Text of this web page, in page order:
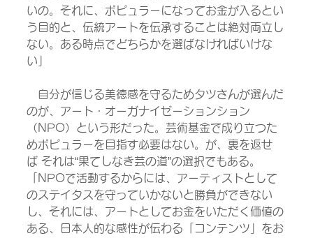
いの。それに、ポピュラーになってお金が入るとい
う目的と、伝統アートを伝承することは絶対両立し
ない。ある時点でどちらかを選ばなければいけな
い」
自分が信じる美徳感を守るためタツさんが選んだ
のが、アート・オーガナイゼーションション
（NPO）という形だった。芸術基金で成り立つた
めポピュラーを目指す必要はない。が、裏を返せ
ば それは“果てしなき芸の道”の選択でもある。
「NPOで活動するからには、アーティストとして
のステイタスを守っていかないと勝負ができない
し、それには、アートとしてお金をいただく価値の
ある、日本人的な感性が伝わる「コンテンツ」をお